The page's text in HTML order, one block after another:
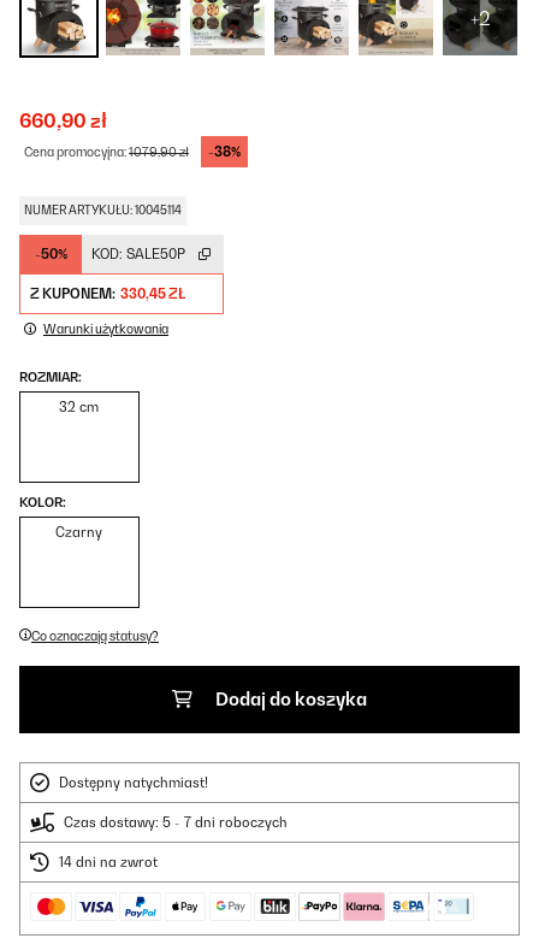
+2
660,90 zł
Cena promocyjna:1079,90 zł -38%
NUMER ARTYKUŁU: 10045114
-50% KOD: SALE50P
Z KUPONEM: 330,45 ZŁ
Warunki użytkowania
ROZMIAR:
32 cm
KOLOR:
Czarny
Co oznaczają statusy?
Dodaj do koszyka
Dostępny natychmiast!
Czas dostawy: 5 - 7 dni roboczych
14 dni na zwrot